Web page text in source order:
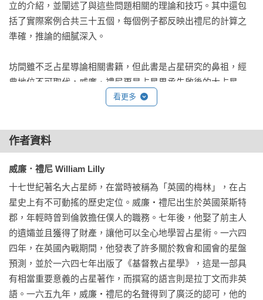
立的介紹，並闡述了與這些問題相關的理論和技巧。其中還包
括了實際案例合共三十五個，每個例子都反映出禮尼的計算之
準確，推論的細膩深入。
坊間雖不乏占星導論相關書籍，但此書是占星研究的鼻祖，經
典地位不可取代，威廉．禮尼更是占星界承先啟後的大占星
師，自十七世紀至今地位無可動搖，內容豐富全面，是占星初
看更多
作者資料
威廉．禮尼 William Lilly
十七世紀著名大占星師，在當時被稱為「英國的梅林」，在占
星史上有不可動搖的歷史定位。威廉・禮尼出生於英國萊斯特
郡，年輕時曾到倫敦擔任僕人的職務。七年後，他娶了前主人
的遺孀並且獲得了財產，讓他可以全心地學習占星術。一六四
四年，在英國內戰期間，他發表了許多關於教會和國會的星盤
預測，並於一六四七年出版了《基督教占星學》，這是一部具
有相當重要意義的占星著作，而撰寫的語言則是拉丁文而非英
語。一六五九年，威廉・禮尼的名聲得到了廣泛的認可，他的